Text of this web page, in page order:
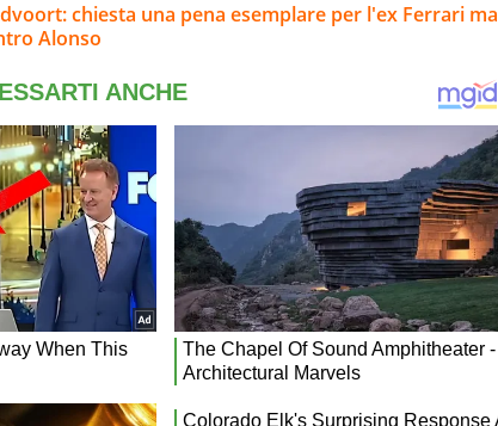
chiesta una pena esemplare per l'ex Ferrari ma
Alonso